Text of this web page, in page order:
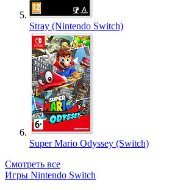
Stray (Nintendo Switch)
Super Mario Odyssey (Switch)
Смотреть все
Игры Nintendo Switch